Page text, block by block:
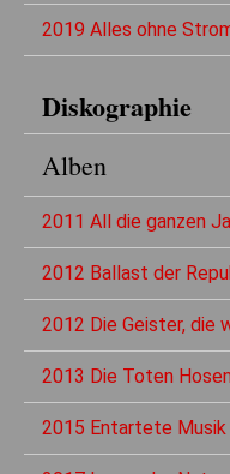
2019 Alles ohne
Diskographie
Alben
2011 All die ganzen
2012 Ballast der
2012 Die Geister, die
2013 Die Toten
2015 Entartete Musik